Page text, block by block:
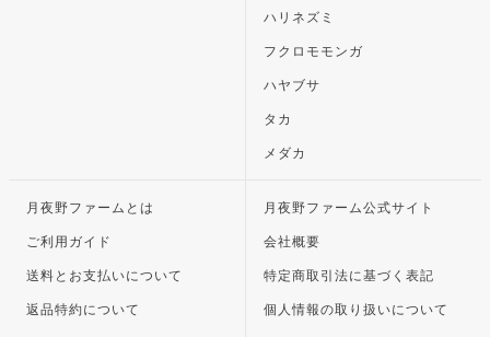
ハリネズミ
フクロモモンガ
ハヤブサ
タカ
メダカ
月夜野ファームとは
ご利用ガイド
送料とお支払いについて
返品特約について
月夜野ファーム公式サイト
会社概要
特定商取引法に基づく表記
個人情報の取り扱いについて